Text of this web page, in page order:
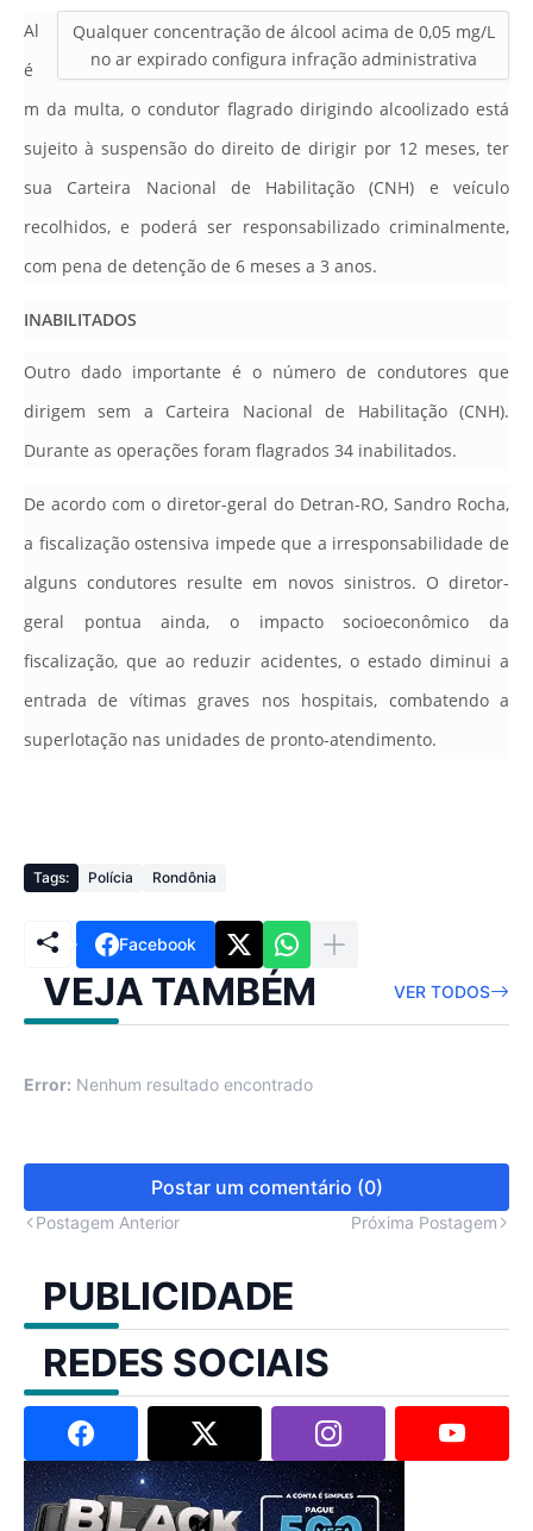
Qualquer concentração de álcool acima de 0,05 mg/L
no ar expirado configura infração administrativa
Al
é
m da multa, o condutor flagrado dirigindo alcoolizado está
sujeito à suspensão do direito de dirigir por 12 meses, ter
sua Carteira Nacional de Habilitação (CNH) e veículo
recolhidos, e poderá ser responsabilizado criminalmente,
com pena de detenção de 6 meses a 3 anos.
INABILITADOS
Outro dado importante é o número de condutores que
dirigem sem a Carteira Nacional de Habilitação (CNH).
Durante as operações foram flagrados 34 inabilitados.
De acordo com o diretor-geral do Detran-RO, Sandro Rocha,
a fiscalização ostensiva impede que a irresponsabilidade de
alguns condutores resulte em novos sinistros. O diretor-
geral pontua ainda, o impacto socioeconômico da
fiscalização, que ao reduzir acidentes, o estado diminui a
entrada de vítimas graves nos hospitais, combatendo a
superlotação nas unidades de pronto-atendimento.
Tags: Polícia Rondônia
Facebook
VEJA TAMBÉM VER TODOS
Error: Nenhum resultado encontrado
Postar um comentário (0)
Postagem Anterior Próxima Postagem
PUBLICIDADE
REDES SOCIAIS